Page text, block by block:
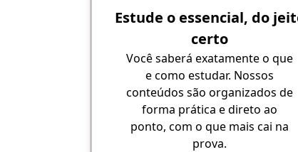
Estude o essencial, do
certo
Você saberá exatamente o que
e como estudar. Nossos
conteúdos são organizados de
forma prática e direto ao
ponto, com o que mais cai na
prova.